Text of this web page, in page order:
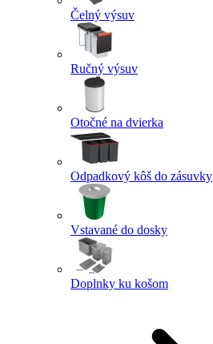
Čelný výsuv
Ručný výsuv
Otočné na dvierka
Odpadkový kôš do zásuvky
Vstavané do dosky
Doplnky ku košom